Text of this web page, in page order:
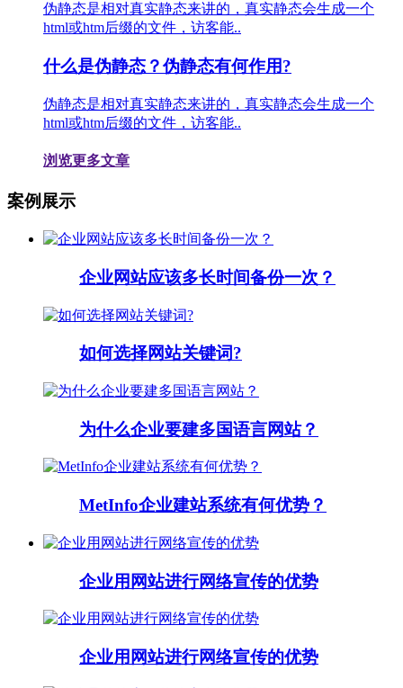
伪静态是相对真实静态来讲的，真实静态会生成一个
html或htm后缀的文件，访客能..
什么是伪静态？伪静态有何作用?
伪静态是相对真实静态来讲的，真实静态会生成一个
html或htm后缀的文件，访客能..
浏览更多文章
案例展示
企业网站应该多长时间备份一次？
如何选择网站关键词?
为什么企业要建多国语言网站？
MetInfo企业建站系统有何优势？
企业用网站进行网络宣传的优势
企业用网站进行网络宣传的优势